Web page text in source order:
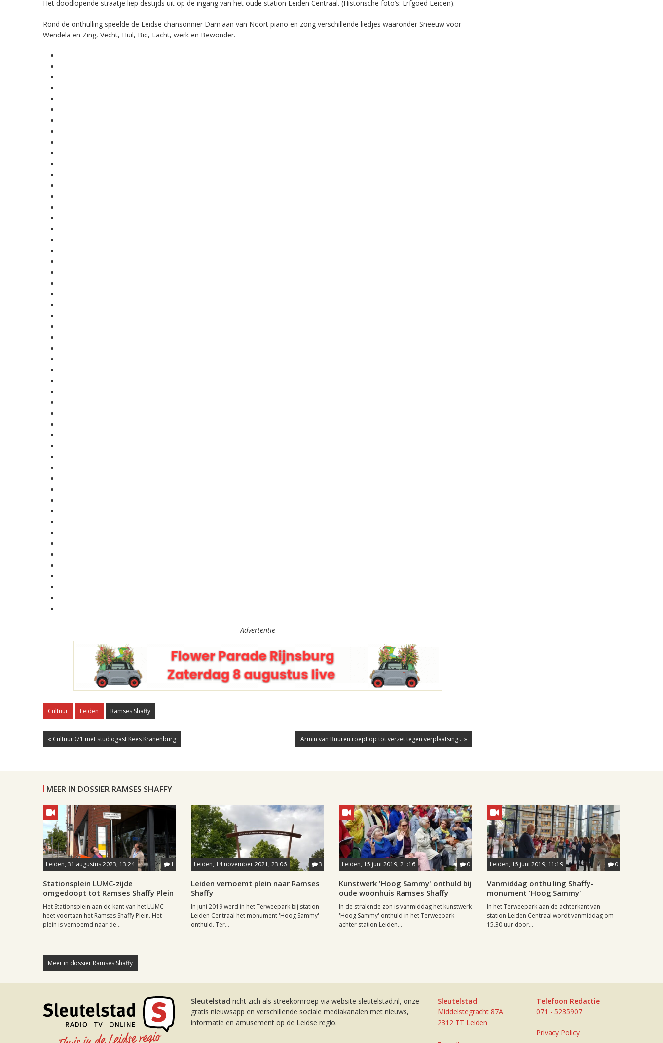
Het doodlopende straatje liep destijds uit op de ingang van het oude station Leiden Centraal. (Historische foto’s: Erfgoed Leiden).
Rond de onthulling speelde de Leidse chansonnier Damiaan van Noort piano en zong verschillende liedjes waaronder Sneeuw voor
Wendela en Zing, Vecht, Huil, Bid, Lacht, werk en Bewonder.
Advertentie
Cultuur Leiden Ramses Shaffy
« Cultuur071 met studiogast Kees Kranenburg Armin van Buuren roept op tot verzet tegen verplaatsing... »
MEER IN DOSSIER RAMSES SHAFFY
Leiden, 31 augustus 2023, 13:24 1
Stationsplein LUMC-zijde
omgedoopt tot Ramses Shaffy Plein
Het Stationsplein aan de kant van het LUMC
heet voortaan het Ramses Shaffy Plein. Het
plein is vernoemd naar de...
Leiden, 14 november 2021, 23:06 3
Leiden vernoemt plein naar Ramses
Shaffy
In juni 2019 werd in het Terweepark bij station
Leiden Centraal het monument 'Hoog Sammy'
onthuld. Ter...
Leiden, 15 juni 2019, 21:16 0
Kunstwerk 'Hoog Sammy' onthuld bij
oude woonhuis Ramses Shaffy
In de stralende zon is vanmiddag het kunstwerk
'Hoog Sammy' onthuld in het Terweepark
achter station Leiden...
Leiden, 15 juni 2019, 11:19 0
Vanmiddag onthulling Shaffy-
monument 'Hoog Sammy'
In het Terweepark aan de achterkant van
station Leiden Centraal wordt vanmiddag om
15.30 uur door...
Meer in dossier Ramses Shaffy
Sleutelstad richt zich als streekomroep via website sleutelstad.nl, onze
gratis nieuwsapp en verschillende sociale mediakanalen met nieuws,
informatie en amusement op de Leidse regio.
Sleutelstad
Middelstegracht 87A
2312 TT Leiden
Telefoon Redactie
071 - 5235907
Privacy Policy